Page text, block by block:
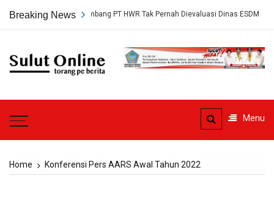
Breaking News
Tambang PT HWR Tak Pernah Dievaluasi Dinas ESDM Ahli
Sulut
Menu
Home Konferensi Pers AARS Awal Tahun 2022